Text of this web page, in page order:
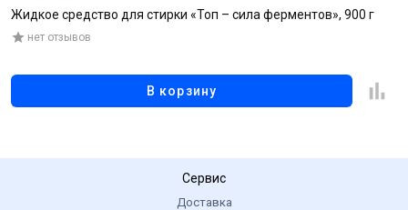
Жидкое средство для стирки «Топ – сила ферментов», 900 г
нет отзывов
В корзину
Сервис
Доставка